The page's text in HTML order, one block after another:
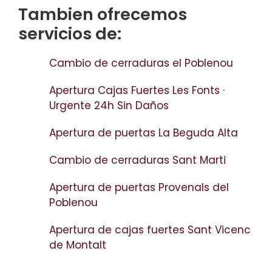
Tambien ofrecemos
servicios de:
Cambio de cerraduras el Poblenou
Apertura Cajas Fuertes Les Fonts ·
Urgente 24h Sin Daños
Apertura de puertas La Beguda Alta
Cambio de cerraduras Sant Marti
Apertura de puertas Provenals del
Poblenou
Apertura de cajas fuertes Sant Vicenc
de Montalt